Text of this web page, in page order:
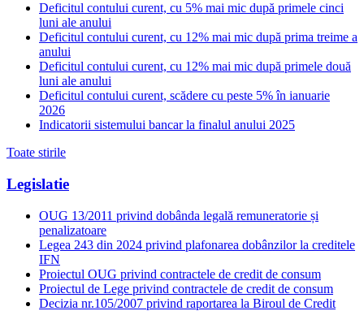
Deficitul contului curent, cu 5% mai mic după primele cinci
luni ale anului
Deficitul contului curent, cu 12% mai mic după prima treime a
anului
Deficitul contului curent, cu 12% mai mic după primele două
luni ale anului
Deficitul contului curent, scădere cu peste 5% în ianuarie
2026
Indicatorii sistemului bancar la finalul anului 2025
Toate stirile
Legislatie
OUG 13/2011 privind dobânda legală remuneratorie și
penalizatoare
Legea 243 din 2024 privind plafonarea dobânzilor la creditele
IFN
Proiectul OUG privind contractele de credit de consum
Proiectul de Lege privind contractele de credit de consum
Decizia nr.105/2007 privind raportarea la Biroul de Credit